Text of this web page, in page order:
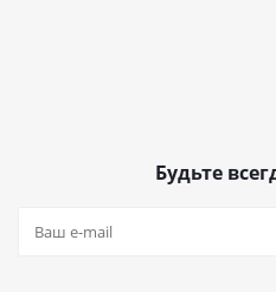
Будьте